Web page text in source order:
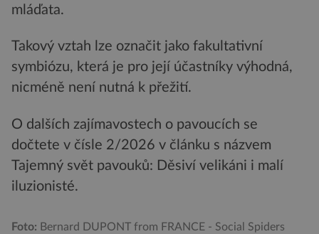
mláďata.
Takový vztah lze označit jako fakultativní
symbiózu, která je pro její účastníky výhodná,
nicméně není nutná k přežití.
O dalších zajímavostech o pavoucích se
dočtete v čísle 2/2026 v článku s názvem
Tajemný svět pavouků: Děsiví velikáni i malí
iluzionisté.
Foto: Bernard DUPONT from FRANCE - Social Spiders